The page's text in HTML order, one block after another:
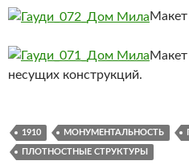
Макет
Макет
несущих конструкций.
1910 МОНУМЕНТАЛЬНОСТЬ
ПЛОТНОСТНЫЕ СТРУКТУРЫ